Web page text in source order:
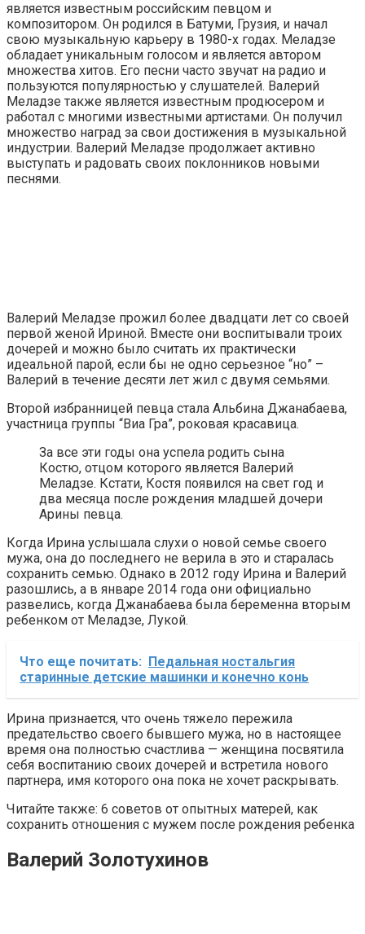
является известным российским певцом и
композитором. Он родился в Батуми, Грузия, и начал
свою музыкальную карьеру в 1980-х годах. Меладзе
обладает уникальным голосом и является автором
множества хитов. Его песни часто звучат на радио и
пользуются популярностью у слушателей. Валерий
Меладзе также является известным продюсером и
работал с многими известными артистами. Он получил
множество наград за свои достижения в музыкальной
индустрии. Валерий Меладзе продолжает активно
выступать и радовать своих поклонников новыми
песнями.
Валерий Меладзе прожил более двадцати лет со своей
первой женой Ириной. Вместе они воспитывали троих
дочерей и можно было считать их практически
идеальной парой, если бы не одно серьезное “но” –
Валерий в течение десяти лет жил с двумя семьями.
Второй избранницей певца стала Альбина Джанабаева,
участница группы “Виа Гра”, роковая красавица.
За все эти годы она успела родить сына
Костю, отцом которого является Валерий
Меладзе. Кстати, Костя появился на свет год и
два месяца после рождения младшей дочери
Арины певца.
Когда Ирина услышала слухи о новой семье своего
мужа, она до последнего не верила в это и старалась
сохранить семью. Однако в 2012 году Ирина и Валерий
разошлись, а в январе 2014 года они официально
развелись, когда Джанабаева была беременна вторым
ребенком от Меладзе, Лукой.
Что еще почитать:
Педальная ностальгия
старинные детские машинки и конечно конь
Ирина признается, что очень тяжело пережила
предательство своего бывшего мужа, но в настоящее
время она полностью счастлива — женщина посвятила
себя воспитанию своих дочерей и встретила нового
партнера, имя которого она пока не хочет раскрывать.
Читайте также: 6 советов от опытных матерей, как
сохранить отношения с мужем после рождения ребенка
Валерий Золотухинов